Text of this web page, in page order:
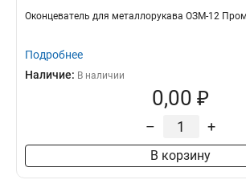
Оконцеватель для металлорукава ОЗМ-12
Подробнее
Наличие: В наличии
0,00 ₽
– +
В корзину